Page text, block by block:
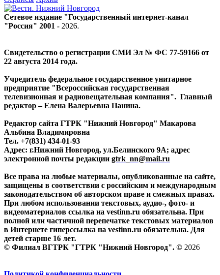
Сетевое издание "Государственный интернет-канал
"Россия" 2001 - 2026.
Свидетельство о регистрации СМИ Эл № ФС 77-59166 от
22 августа 2014 года.
Учредитель федеральное государственное унитарное
предприятие "Всероссийская государственная
телевизионная и радиовещательная компания". Главный
редактор – Елена Валерьевна Панина.
Редактор сайта ГТРК "Нижний Новгород" Макарова
Альбина Владимировна
Тел. +7(831) 434-01-93
Адрес: г.Нижний Новгород, ул.Белинского 9А; адрес
электронной почты редакции gtrk_nn@mail.ru
Все права на любые материалы, опубликованные на сайте,
защищены в соответствии с российским и международным
законодательством об авторском праве и смежных правах.
При любом использовании текстовых, аудио-, фото- и
видеоматериалов ссылка на vestinn.ru обязательна. При
полной или частичной перепечатке текстовых материалов
в Интернете гиперссылка на vestinn.ru обязательна. Для
детей старше 16 лет.
© Филиал ВГТРК "ГТРК "Нижний Новгород". © 2026